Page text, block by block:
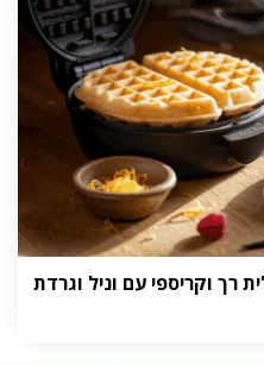
רך וקריספי עם וניל וגרדת